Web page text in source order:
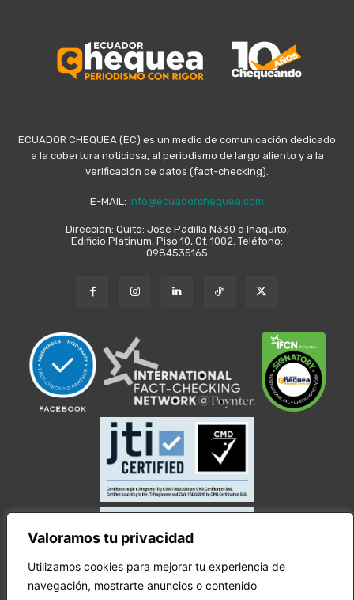
Valoramos tu privacidad
Utilizamos cookies para mejorar tu experiencia de
navegación, mostrarte anuncios o contenido
ECUADOR CHEQUEA (EC) es un medio de comunicación dedicado
a la cobertura noticiosa, al periodismo de largo aliento y a la
verificación de datos (fact-checking).
E-MAIL: info@ecuadorchequea.com
Dirección: Quito: José Padilla N330 e Iñaquito,
Edificio Platinum, Piso 10, Of. 1002. Teléfono:
0984535165